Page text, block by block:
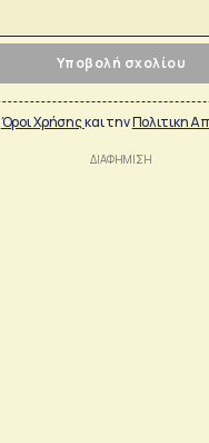
Υποβολή σχολίου
Όροι Χρήσηςκαι τηνΠολιτικη